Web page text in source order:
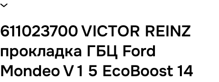
611023700 VICTOR REINZ
прокладка ГБЦ Ford
Mondeo V 1 5 EcoBoost 14